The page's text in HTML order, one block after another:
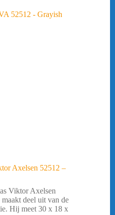
Axelsen 52512 –
Viktor Axelsen
deel uit van de
Hij meet 30 x 18 x